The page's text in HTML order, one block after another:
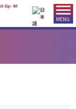
lập - Kế
MENU